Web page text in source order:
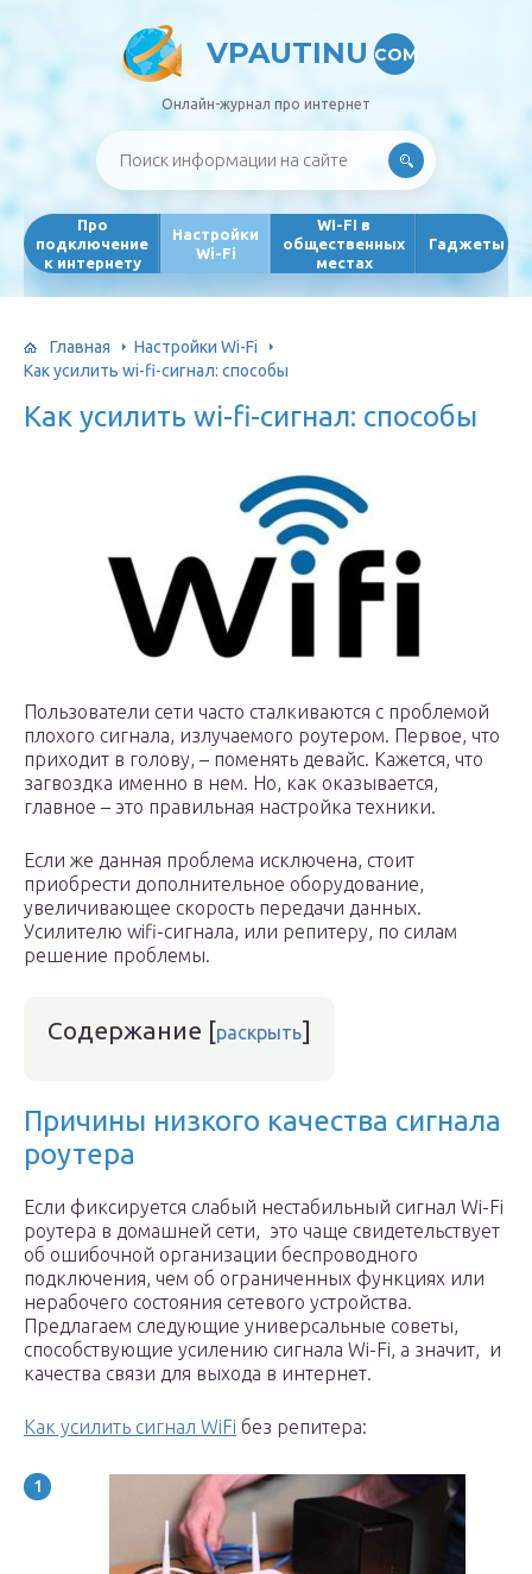
VPAUTINU COM
Онлайн-журнал про интернет
Про
подключение
к интернету
Настройки
Wi-Fi
WI-FI в
общественных
местах
Гаджеты
Главная
Настройки Wi-Fi
Как усилить wi-fi-сигнал: способы
Как усилить wi-fi-сигнал: способы
Пользователи сети часто сталкиваются с проблемой
плохого сигнала, излучаемого роутером. Первое, что
приходит в голову, ­– поменять девайс. Кажется, что
загвоздка именно в нем. Но, как оказывается,
главное – это правильная настройка техники.
Если же данная проблема исключена, стоит
приобрести дополнительное оборудование,
увеличивающее скорость передачи данных.
Усилителю wifi-сигнала, или репитеру, по силам
решение проблемы.
Содержание [раскрыть]
Причины низкого качества сигнала
роутера
Если фиксируется слабый нестабильный сигнал Wi-Fi
роутера в домашней сети, это чаще свидетельствует
об ошибочной организации беспроводного
подключения, чем об ограниченных функциях или
нерабочего состояния сетевого устройства.
Предлагаем следующие универсальные советы,
способствующие усилению сигнала Wi-Fi, а значит, и
качества связи для выхода в интернет.
Как усилить сигнал WiFi без репитера: